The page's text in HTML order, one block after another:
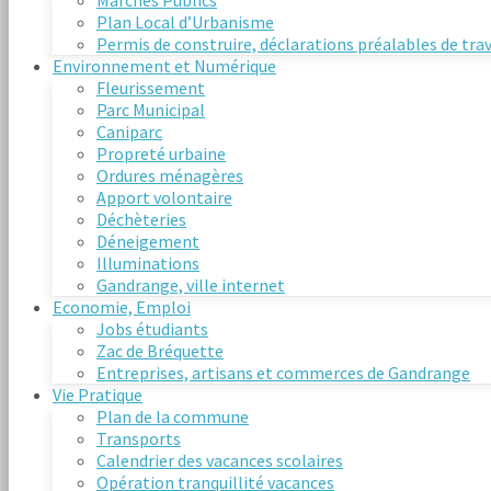
Plan Local d’Urbanisme
Permis de construire, déclarations préalables de
Environnement et Numérique
Fleurissement
Parc Municipal
Caniparc
Propreté urbaine
Ordures ménagères
Apport volontaire
Déchèteries
Déneigement
Illuminations
Gandrange, ville internet
Economie, Emploi
Jobs étudiants
Zac de Bréquette
Entreprises, artisans et commerces de Gandrange
Vie Pratique
Plan de la commune
Transports
Calendrier des vacances scolaires
Opération tranquillité vacances